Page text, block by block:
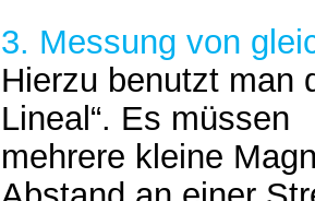
3. Messungvon
Hierzu benutzt man
Lineal“. Es müssen
mehrere kleine